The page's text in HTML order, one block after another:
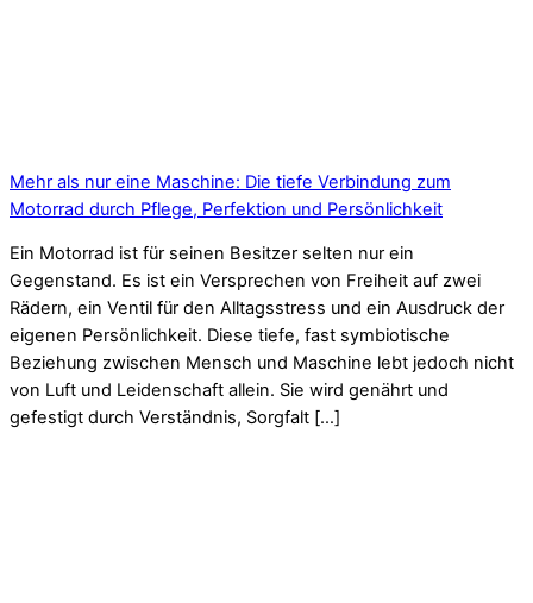
Mehr als nur eine Maschine: Die tiefe Verbindung zum
Motorrad durch Pflege, Perfektion und Persönlichkeit
Ein Motorrad ist für seinen Besitzer selten nur ein
Gegenstand. Es ist ein Versprechen von Freiheit auf zwei
Rädern, ein Ventil für den Alltagsstress und ein Ausdruck der
eigenen Persönlichkeit. Diese tiefe, fast symbiotische
Beziehung zwischen Mensch und Maschine lebt jedoch nicht
von Luft und Leidenschaft allein. Sie wird genährt und
gefestigt durch Verständnis, Sorgfalt […]